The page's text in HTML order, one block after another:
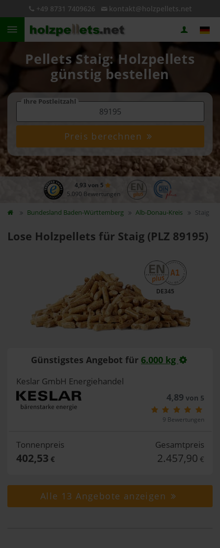
+49 8731 7409626 kontakt@holzpellets.net
Pellets Staig: Holzpellets
günstig bestellen
Ihre Postleitzahl
Preis berechnen
4,93 von 5
5.090 Bewertungen
Bundesland Baden-Württemberg Alb-Donau-Kreis Staig
Lose Holzpellets für Staig (PLZ 89195)
DE345
Günstigstes Angebot für 6.000 kg
Keslar GmbH Energiehandel
4,89von 5
9 Bewertungen
Tonnenpreis
402,53 €
Gesamtpreis
2.457,90 €
Alle 13 Angebote anzeigen